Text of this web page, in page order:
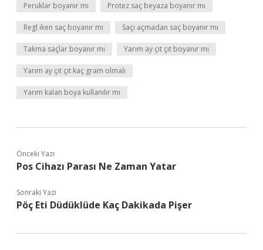
Peruklar boyanır mı Protez saç beyaza boyanır mı
Regl iken saç boyanır mı Saçı açmadan saç boyanır mı
Takma saçlar boyanır mı Yarım ay çıt çıt boyanır mı
Yarım ay çıt çıt kaç gram olmalı
Yarım kalan boya kullanılır mı
Önceki Yazı
Pos Cihazı Parası Ne Zaman Yatar
Sonraki Yazı
Pöç Eti Düdüklüde Kaç Dakikada Pişer